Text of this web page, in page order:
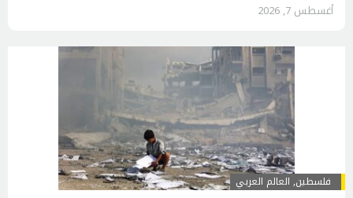
أغسطس 7, 2026
فلسطين, العالم العربي